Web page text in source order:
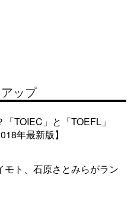
ップ
TOIEC」と「TOEFL」
年最新版】
モト、石原さとみらがラン